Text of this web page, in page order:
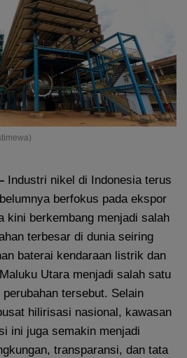
Industri nikel di Indonesia terus
berfokus pada ekspor
kini berkembang menjadi salah
terbesar di dunia seiring
baterai kendaraan listrik dan
Utara menjadi salah satu
tersebut. Selain
hilirisasi nasional, kawasan
ini juga semakin menjadi
transparansi, dan tata